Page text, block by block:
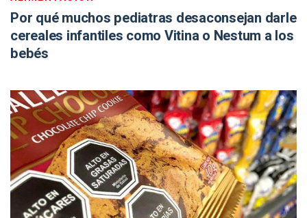
Por qué muchos pediatras desaconsejan darle
cereales infantiles como Vitina o Nestum a los
bebés